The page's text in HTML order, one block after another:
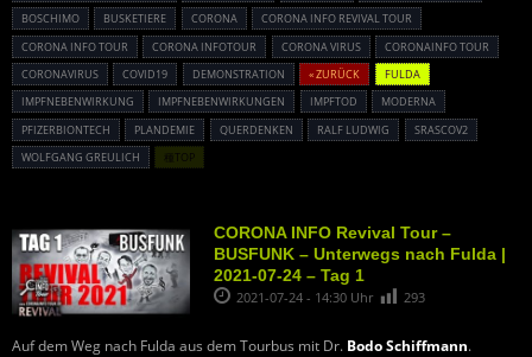
BOSCHIMO
BUSKETIERE CORONA
CORONA INFO REVIVAL TOUR
CORONA INFO TOUR
CORONA INFOTOUR CORONA VIRUS
CORONAINFO TOUR
CORONAVIRUS
COVID19 DEMONSTRATION « ZURÜCK
FULDA
IMPFNEBENWIRKUNG
IMPFNEBENWIRKUNGEN IMPFTOD
MODERNA
PFIZERBIONTECH
PLANDEMIE QUERDENKEN RALF LUDWIG
SRASCOV2
WOLFGANG GREULICH
種TOP
CORONA INFO Revival Tour –
BUSFUNK – Unterwegs nach Fulda |
2021-07-24 – Tag 1
2021-07-24 - 14:30 Uhr 293
Auf dem Weg nach Fulda aus dem Tourbus mit Dr. Bodo Schiffmann.